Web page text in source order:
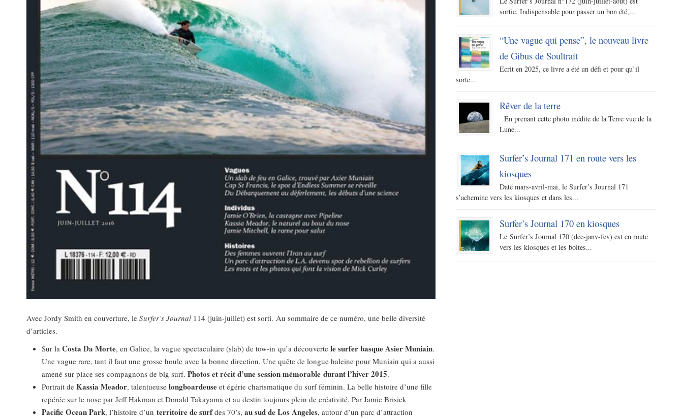
Avec Jordy Smith en couverture, le Surfer’s Journal 114 (juin-juillet) est sorti. Au sommaire de ce numéro, une belle diversité
d’articles.
Sur la Costa Da Morte, en Galice, la vague spectaculaire (slab) de tow-in qu’a découverte le surfer basque Asier Muniain.
Une vague rare, tant il faut une grosse houle avec la bonne direction. Une quête de longue haleine pour Muniain qui a aussi
amené sur place ses compagnons de big surf. Photos et récit d’une session mémorable durant l’hiver 2015.
Portrait de Kassia Meador, talentueuse longboardeuse et égérie charismatique du surf féminin. La belle histoire d’une fille
repérée sur le nose par Jeff Hakman et Donald Takayama et au destin toujours plein de créativité. Par Jamie Brisick
Pacific Ocean Park, l’histoire d’un territoire de surfdes 70’s, au sud de Los Angeles, autour d’un parc d’attraction
sortie. Indispensable pour passer un bon été,...
“Une vague qui pense”, le nouveau livre
de Gibus de Soultrait
Ecrit en 2025, ce livre a été un défi et pour qu’il
sorte...
Rêver de la terre
En prenant cette photo inédite de la Terre vue de la
Lune...
Surfer’s Journal 171 en route vers les
kiosques
Daté mars-avril-mai, le Surfer’s Journal 171
s’achemine vers les kiosques et dans les...
Surfer’s Journal 170 en kiosques
Le Surfer’s Journal 170 (dec-janv-fev) est en route
vers les kiosques et les boites...